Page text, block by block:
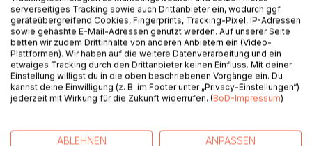
The United States denied the competitive nature of
international politics, refusing to criticise abuses by
Moscow in the region, and failing to intervene when US
interests were marginalised. The US failed to prevent
Russia from refashioning conditions conducive to the re-
absorption of the Caucasus and Central Asia as a sphere of
influence; nor did it account for China’s expanded role and
force exceeded the capabilities of the US’ use of its global
serverseitiges Tracking sowie auch Drittanbieter ein, wodurch ggf.
geräteübergreifend Cookies, Fingerprints, Tracking-Pixel, IP-Adressen
sowie gehashte E-Mail-Adressen genutzt werden. Auf unserer Seite
betten wir zudem Drittinhalte von anderen Anbietern ein (Video-
Plattformen). Wir haben auf die weitere Datenverarbeitung und ein
etwaiges Tracking durch den Drittanbieter keinen Einfluss. Mit deiner
Einstellung willigst du in die oben beschriebenen Vorgänge ein. Du
kannst deine Einwilligung (z. B. im Footer unter „Privacy-Einstellungen“)
jederzeit mit Wirkung für die Zukunft widerrufen. (BoD-Impressum)
ABLEHNEN ANPASSEN